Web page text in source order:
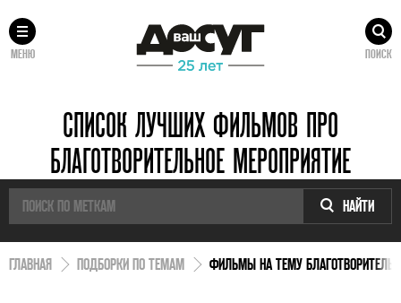
МЕНЮ ПОИСК
СПИСОК ЛУЧШИХ ФИЛЬМОВ ПРО
БЛАГОТВОРИТЕЛЬНОЕ МЕРОПРИЯТИЕ
НАЙТИ
ГЛАВНАЯ ПОДБОРКИ ПО ТЕМАМ ФИЛЬМЫ НА ТЕМУ